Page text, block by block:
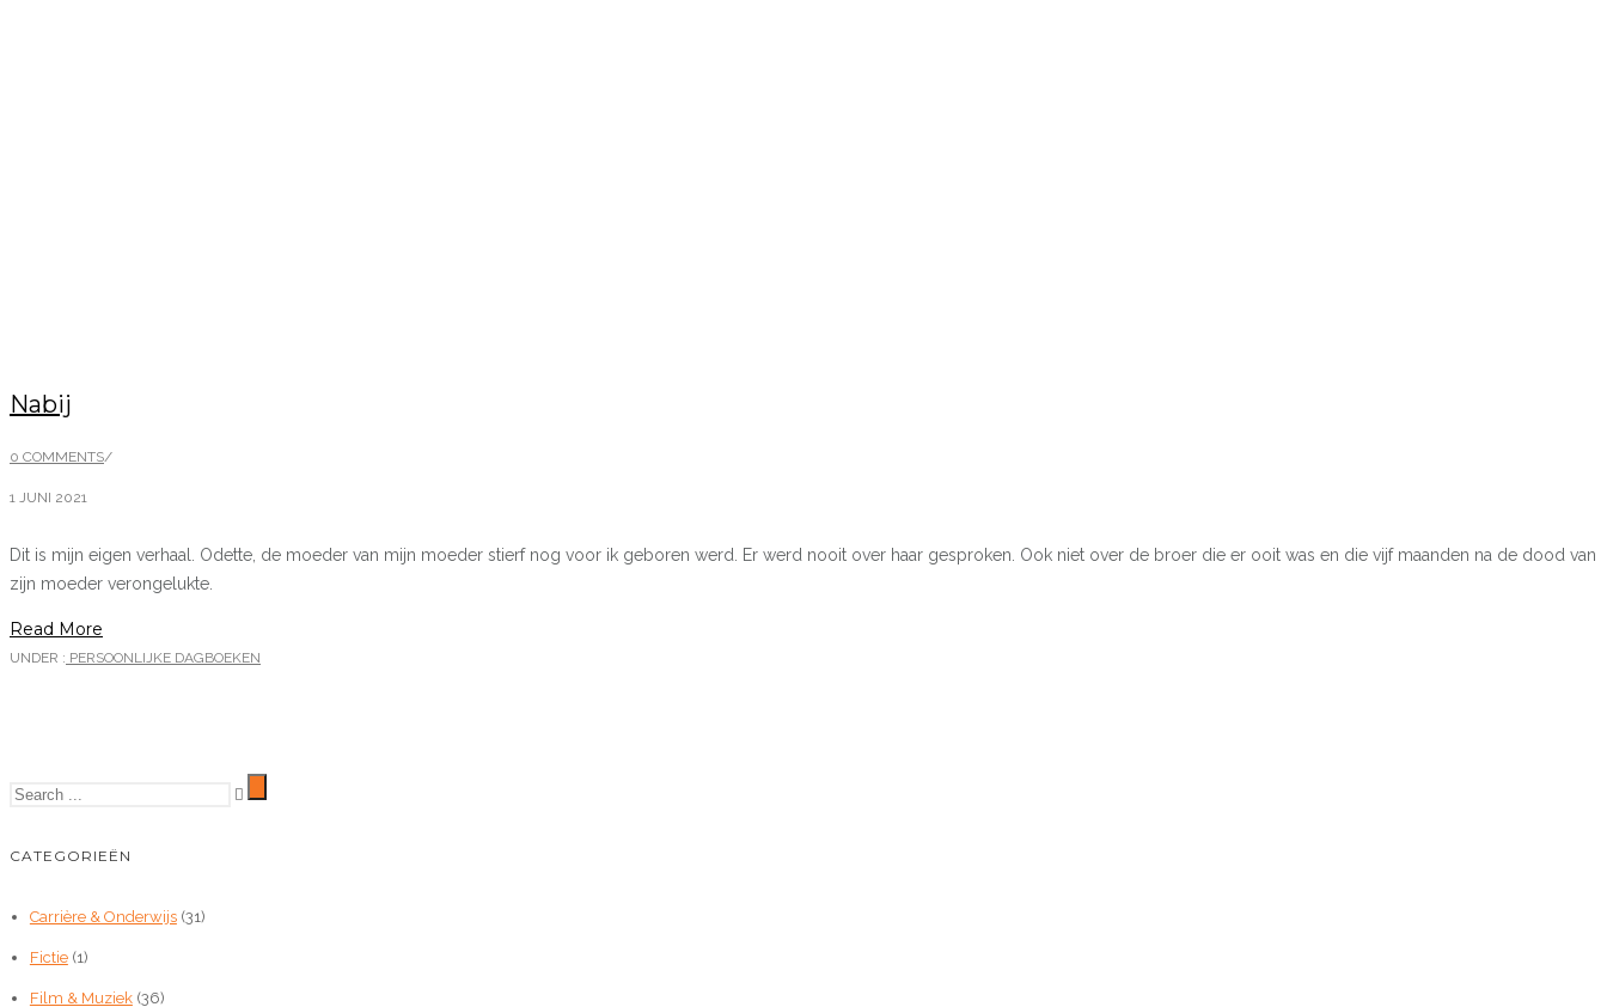
Nabij
0 COMMENTS/
1 JUNI 2021
Dit is mijn eigen verhaal. Odette, de moeder van mijn moeder stierf nog voor ik geboren werd. Er werd nooit over haar gesproken. Ook niet over de broer die er ooit was en die vijf maanden na de dood van
zijn moeder verongelukte.
Read More
UNDER : PERSOONLIJKE DAGBOEKEN
CATEGORIEËN
Carrière & Onderwijs(31)
Fictie(1)
Film & Muziek(36)